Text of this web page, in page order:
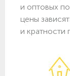
и оптовых
цены
и кратности